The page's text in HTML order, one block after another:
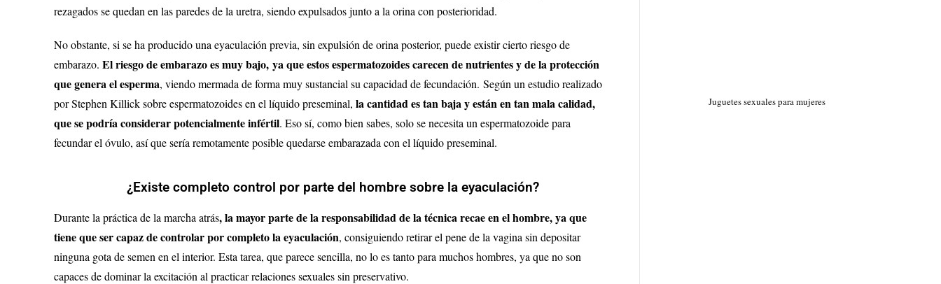
rezagados se quedan en las paredes de la uretra, siendo expulsados junto a la orina con posterioridad.
No obstante, si se ha producido una eyaculación previa, sin expulsión de orina posterior, puede existir cierto riesgo de
embarazo. El riesgo de embarazo es muy bajo, ya que estos espermatozoides carecen de nutrientes y de la protección
que genera el esperma, viendo mermada de forma muy sustancial su capacidad de fecundación. Según un estudio realizado
por Stephen Killick sobre espermatozoides en el líquido preseminal,la cantidad es tan baja y están en tan mala calidad,
que se podría considerar potencialmente infértil. Eso sí, como bien sabes, solo se necesita un espermatozoide para
fecundar el óvulo, así que sería remotamente posible quedarse embarazada con el líquido preseminal.
¿Existe completo control por parte del hombre sobre la eyaculación?
Durante la práctica de la marcha atrás, la mayor parte de la responsabilidad de la técnica recae en el hombre, ya que
tiene que ser capaz de controlar por completo la eyaculación, consiguiendo retirar el pene de la vagina sin depositar
ninguna gota de semen en el interior. Esta tarea, que parece sencilla, no lo es tanto para muchos hombres, ya que no son
capaces de dominar la excitación al practicar relaciones sexuales sin preservativo.
Juguetes sexuales para mujeres